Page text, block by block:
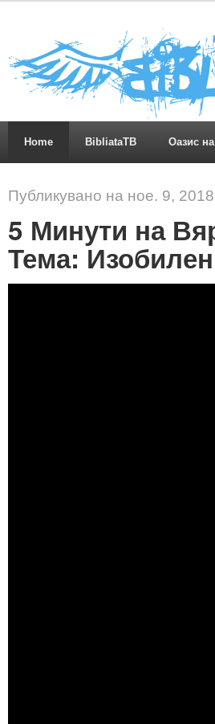
Home BibliataTB Оазис
Публикувано на ное. 9,
5 Минути на
Тема: